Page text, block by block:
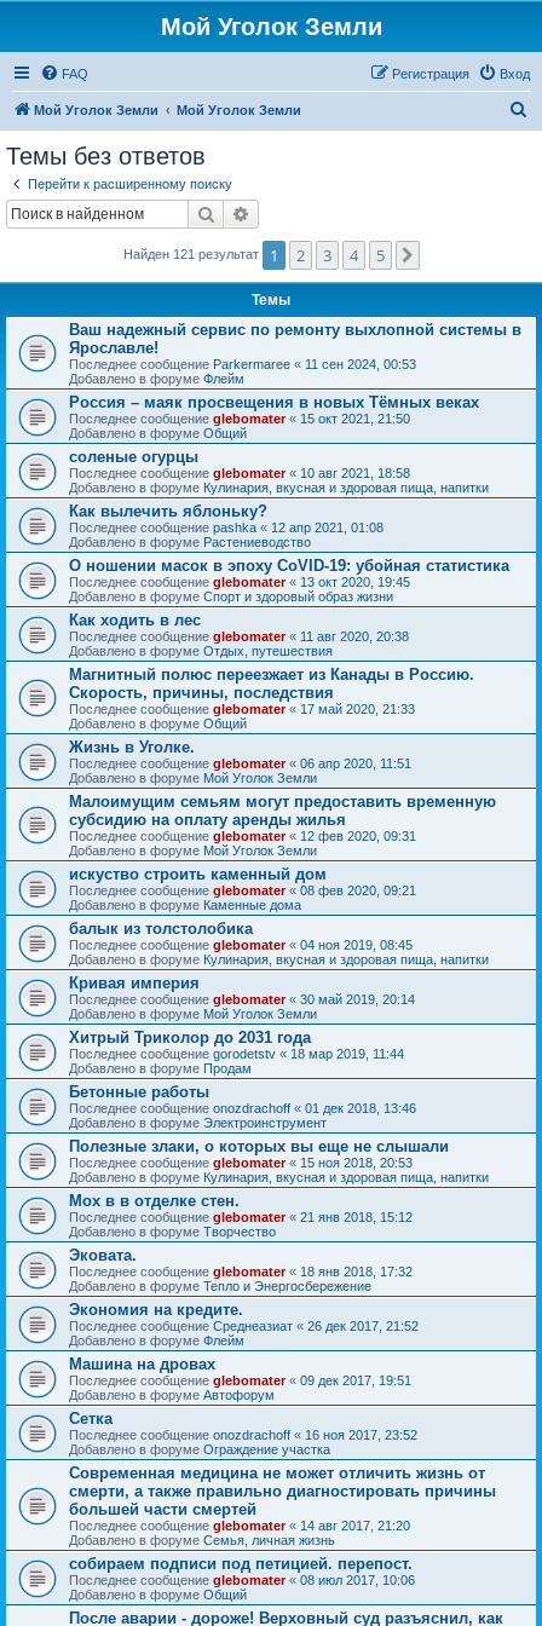
Мой Уголок Земли
FAQ Вход
Регистрация
Мой Уголок Земли Мой Уголок Земли
Темы без ответов
Перейти к расширенному поиску
Поиск
Найден 121 результат 1 2 3 4 5
Темы
Ваш надежный сервис по ремонту выхлопной системы в
Ярославле!
Последнее сообщение Parkermaree « 11 сен 2024, 00:53
Добавлено в форуме Флейм
Россия – маяк просвещения в новых Тёмных веках
Последнее сообщение glebomater« 15 окт 2021, 21:50
Добавлено в форуме Общий
соленые огурцы
Последнее сообщение glebomater« 10 авг 2021, 18:58
Добавлено в форуме Кулинария, вкусная и здоровая пища, напитки
Как вылечить яблоньку?
Последнее сообщение pashka « 12 апр 2021, 01:08
Добавлено в форуме Растениеводство
О ношении масок в эпоху CoVID-19: убойная статистика
Последнее сообщение glebomater« 13 окт 2020, 19:45
Добавлено в форуме Спорт и здоровый образ жизни
Как ходить в лес
Последнее сообщение glebomater« 11 авг 2020, 20:38
Добавлено в форуме Отдых, путешествия
Магнитный полюс переезжает из Канады в Россию.
Скорость, причины, последствия
Последнее сообщение glebomater« 17 май 2020, 21:33
Добавлено в форуме Общий
Жизнь в Уголке.
Последнее сообщение glebomater« 06 апр 2020, 11:51
Добавлено в форуме Мой Уголок Земли
Малоимущим семьям могут предоставить временную
субсидию на оплату аренды жилья
Последнее сообщение glebomater« 12 фев 2020, 09:31
Добавлено в форуме Мой Уголок Земли
искуство строить каменный дом
Последнее сообщение glebomater« 08 фев 2020, 09:21
Добавлено в форуме Каменные дома
балык из толстолобика
Последнее сообщение glebomater« 04 ноя 2019, 08:45
Добавлено в форуме Кулинария, вкусная и здоровая пища, напитки
Кривая империя
Последнее сообщение glebomater« 30 май 2019, 20:14
Добавлено в форуме Мой Уголок Земли
Хитрый Триколор до 2031 года
Последнее сообщение gorodetstv « 18 мар 2019, 11:44
Добавлено в форуме Продам
Бетонные работы
Последнее сообщение onozdrachoff « 01 дек 2018, 13:46
Добавлено в форуме Электроинструмент
Полезные злаки, о которых вы еще не слышали
Последнее сообщение glebomater« 15 ноя 2018, 20:53
Добавлено в форуме Кулинария, вкусная и здоровая пища, напитки
Мох в в отделке стен.
Последнее сообщение glebomater« 21 янв 2018, 15:12
Добавлено в форуме Творчество
Эковата.
Последнее сообщение glebomater« 18 янв 2018, 17:32
Добавлено в форуме Тепло и Энергосбережение
Экономия на кредите.
Последнее сообщение Среднеазиат « 26 дек 2017, 21:52
Добавлено в форуме Флейм
Машина на дровах
Последнее сообщение glebomater« 09 дек 2017, 19:51
Добавлено в форуме Автофорум
Сетка
Последнее сообщение onozdrachoff « 16 ноя 2017, 23:52
Добавлено в форуме Ограждение участка
Современная медицина не может отличить жизнь от
смерти, а также правильно диагностировать причины
большей части смертей
Последнее сообщение glebomater« 14 авг 2017, 21:20
Добавлено в форуме Семья, личная жизнь
собираем подписи под петицией. перепост.
Последнее сообщение glebomater« 08 июл 2017, 10:06
Добавлено в форуме Общий
После аварии - дороже! Верховный суд разъяснил, как